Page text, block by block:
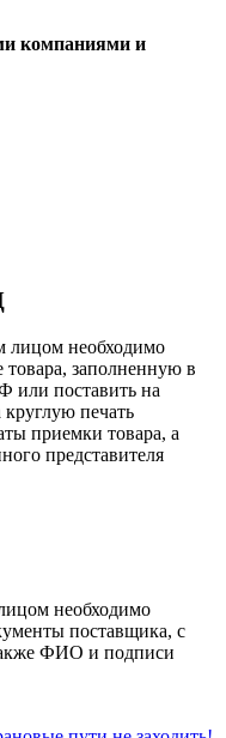
компаниями и
лицом необходимо
товара, заполненную в
или поставить на
печать
приемки товара, а
представителя
необходимо
поставщика, с
ФИО и подписи